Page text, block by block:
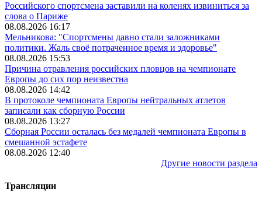
Российского спортсмена заставили на коленях извиниться за
слова о Париже
08.08.2026 16:17
Мельникова: "Спортсмены давно стали заложниками
политики. Жаль своё потраченное время и здоровье"
08.08.2026 15:53
Причина отравления российских пловцов на чемпионате
Европы до сих пор неизвестна
08.08.2026 14:42
В протоколе чемпионата Европы нейтральных атлетов
записали как сборную России
08.08.2026 13:27
Сборная России осталась без медалей чемпионата Европы в
смешанной эстафете
08.08.2026 12:40
Другие новости раздела
Трансляции